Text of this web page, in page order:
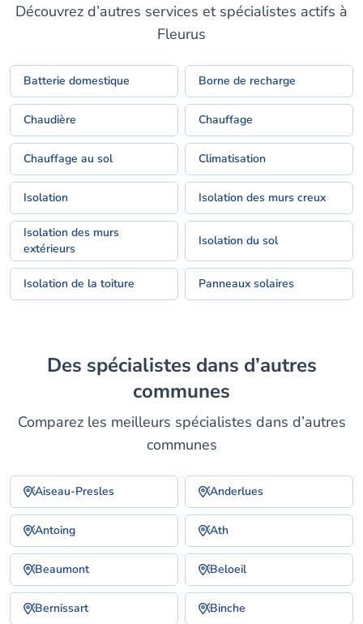
Découvrez d’autres services et spécialistes actifs à
Fleurus
Batterie domestique Borne de recharge
Chaudière Chauffage
Chauffage au sol Climatisation
Isolation Isolation des murs creux
Isolation des murs
extérieurs
Isolation du sol
Isolation de la toiture Panneaux solaires
Des spécialistes dans d’autres
communes
Comparez les meilleurs spécialistes dans d’autres
communes
Aiseau-Presles Anderlues
Antoing Ath
Beaumont Beloeil
Bernissart Binche